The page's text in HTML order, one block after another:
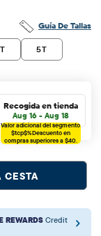
Guía De Tallas
5T
Recogida en tienda
Aug 16 - Aug 18
Valor adicional del segmento
$tcp$%Descuento en
compras superiores a $40.
CESTA
REWARDS Credit